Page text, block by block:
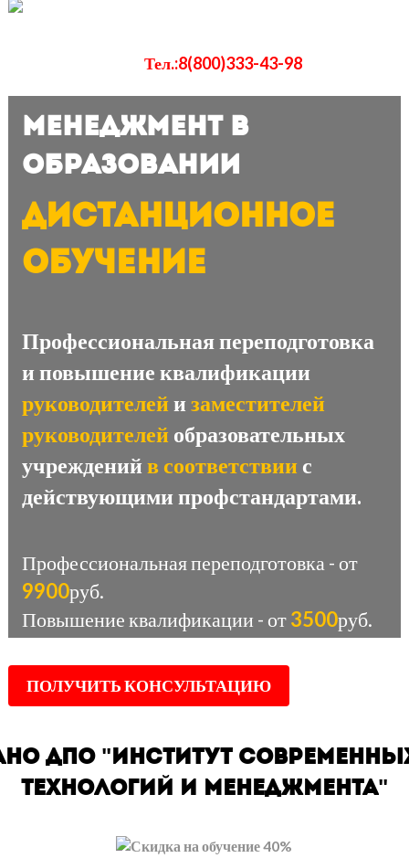
Тел.:8(800)333-43-98
МЕНЕДЖМЕНТ В
ОБРАЗОВАНИИ
ДИСТАНЦИОННОЕ
ОБУЧЕНИЕ
Профессиональная переподготовка
и повышение квалификации
руководителей и заместителей
руководителей образовательных
учреждений в соответствии с
действующими профстандартами.
Профессиональная переподготовка - от
9900руб.
Повышение квалификации - от3500руб.
ПОЛУЧИТЬ КОНСУЛЬТАЦИЮ
ДПО "Институт
технологий и менеджмента"